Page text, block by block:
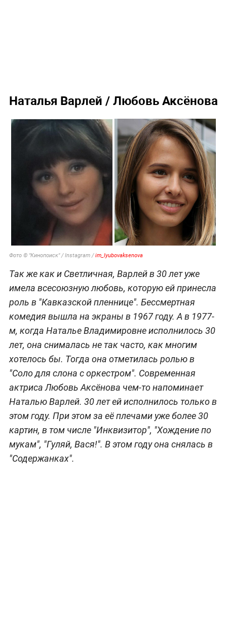
Наталья Варлей / Любовь Аксёнова
Фото © "Кинопоиск" / Instagram /im_lyubovaksenova
Так же как и Светличная, Варлей в 30 лет уже
имела всесоюзную любовь, которую ей принесла
роль в "Кавказской пленнице". Бессмертная
комедия вышла на экраны в 1967 году. А в 1977-
м, когда Наталье Владимировне исполнилось 30
лет, она снималась не так часто, как многим
хотелось бы. Тогда она отметилась ролью в
"Соло для слона с оркестром". Современная
актриса Любовь Аксёнова чем-то напоминает
Наталью Варлей. 30 лет ей исполнилось только в
этом году. При этом за её плечами уже более 30
картин, в том числе "Инквизитор", "Хождение по
мукам", "Гуляй, Вася!". В этом году она снялась в
"Содержанках".